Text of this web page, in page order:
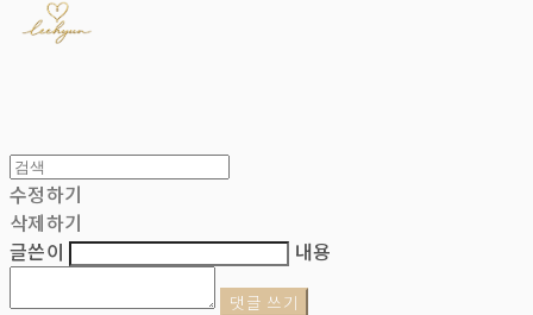
수정하기
삭제하기
글쓴이
내용
댓글 쓰기